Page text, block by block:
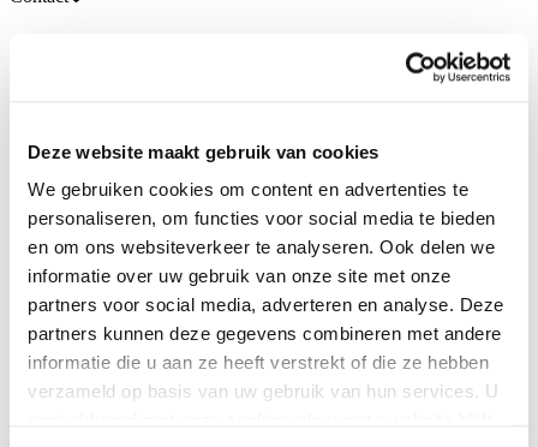
Deze website maakt gebruik van cookies
We gebruiken cookies om content en advertenties te
personaliseren, om functies voor social media te bieden
en om ons websiteverkeer te analyseren. Ook delen we
informatie over uw gebruik van onze site met onze
partners voor social media, adverteren en analyse. Deze
partners kunnen deze gegevens combineren met andere
informatie die u aan ze heeft verstrekt of die ze hebben
verzameld op basis van uw gebruik van hun services. U